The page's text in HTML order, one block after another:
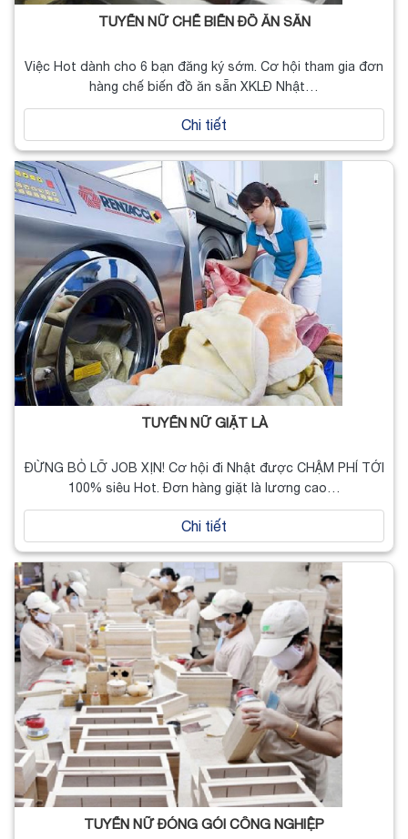
TUYỂN NỮ CHẾ BIẾN ĐỒ ĂN SẴN
Việc Hot dành cho 6 bạn đăng ký sớm. Cơ hội tham gia đơn
hàng chế biến đồ ăn sẵn XKLĐ Nhật…
Chi tiết
TUYỂN NỮ GIẶT LÀ
ĐỪNG BỎ LỠ JOB XỊN! Cơ hội đi Nhật được CHẬM PHÍ TỚI
100% siêu Hot. Đơn hàng giặt là lương cao…
Chi tiết
TUYỂN NỮ ĐÓNG GÓI CÔNG NGHIỆP